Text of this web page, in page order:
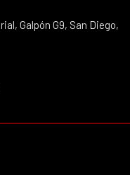
Galpón G9, San Diego,